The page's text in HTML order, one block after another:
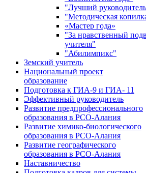
"Лучший
"Методическая
«Мастер года»
"За нравственный
учителя"
"Абилимпикс"
Земский учитель
Национальный проект
образование
Подготовка к ГИА-9 и ГИА- 11
Эффективный руководитель
Развитие предпрофессионального
образования в РСО-Алания
Развитие химико-биологического
образования в РСО-Алания
Развитие географического
образования в РСО-Алания
Наставничество